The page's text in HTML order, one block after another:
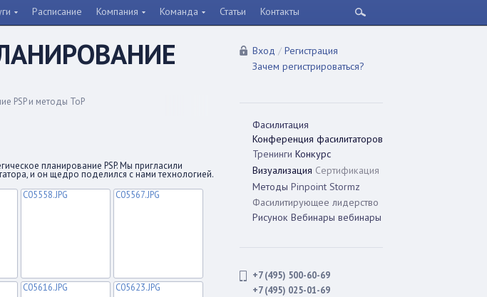
Расписание Компания Команда Статьи Контакты
PSP и методы ToP
планирование PSP. Мы пригласили
и он щедро поделился с нами технологией.
Вход / Регистрация
Зачем регистрироваться?
Фасилитация
Конференция фасилитаторов
Тренинги Конкурс
Визуализация Сертификация
Методы Pinpoint Stormz
Фасилитирующее лидерство
Рисунок Вебинары вебинары
+7 (495) 500-60-69
+7 (495) 025-01-69